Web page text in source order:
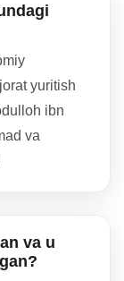
yuritish
ibn
va
va u